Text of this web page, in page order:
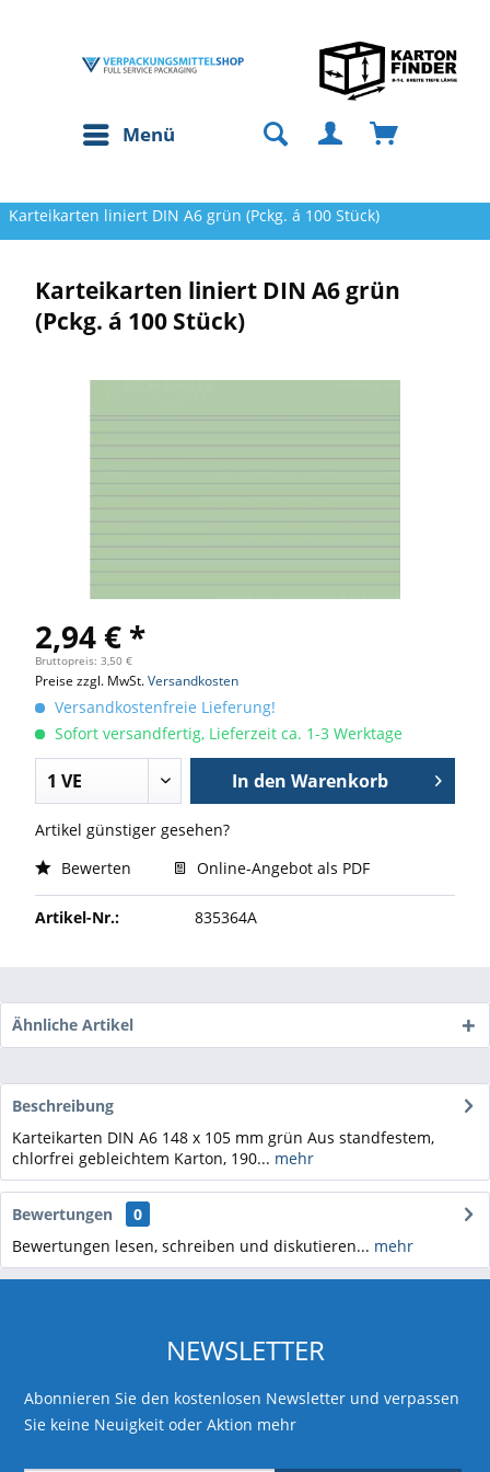
Menü
Karteikarten liniert DIN A6 grün (Pckg. á 100 Stück)
Karteikarten liniert DIN A6 grün
(Pckg. á 100 Stück)
2,94 € *
Bruttopreis: 3,50 €
Preise zzgl. MwSt.Versandkosten
Versandkostenfreie Lieferung!
Sofort versandfertig, Lieferzeit ca. 1-3 Werktage
In den Warenkorb
Artikel günstiger gesehen?
Bewerten
Online-Angebot als PDF
Artikel-Nr.: 835364A
Ähnliche Artikel
Beschreibung
Karteikarten DIN A6 148 x 105 mm grün Aus standfestem,
chlorfrei gebleichtem Karton, 190... mehr
Bewertungen
0
Bewertungen lesen, schreiben und diskutieren... mehr
NEWSLETTER
Abonnieren Sie den kostenlosen Newsletter und verpassen
Sie keine Neuigkeit oder Aktion mehr